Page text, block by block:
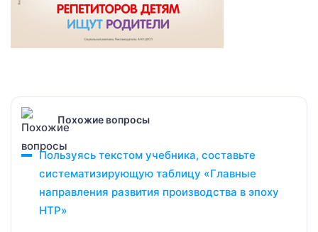
Похожие вопросы
Пользуясь текстом учебника, составьте
систематизирующую таблицу «Главные
направления развития производства в эпоху
НТР»